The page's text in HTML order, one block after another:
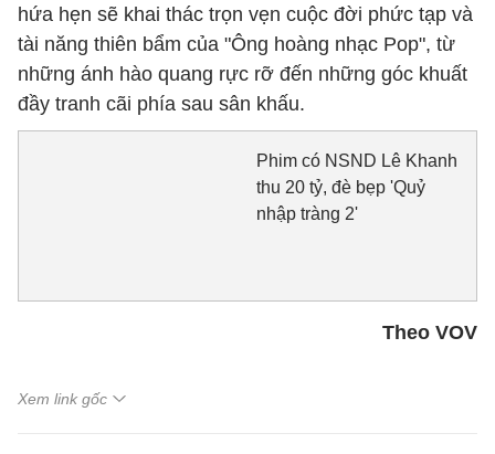
hứa hẹn sẽ khai thác trọn vẹn cuộc đời phức tạp và
tài năng thiên bẩm của "Ông hoàng nhạc Pop", từ
những ánh hào quang rực rỡ đến những góc khuất
đầy tranh cãi phía sau sân khấu.
Phim có NSND Lê Khanh
thu 20 tỷ, đè bẹp 'Quỷ
nhập tràng 2'
Theo VOV
Xem link gốc